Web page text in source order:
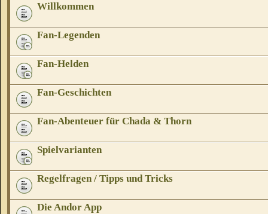
Willkommen
Fan-Legenden
Fan-Helden
Fan-Geschichten
Fan-Abenteuer für Chada & Thorn
Spielvarianten
Regelfragen / Tipps und Tricks
Die Andor App